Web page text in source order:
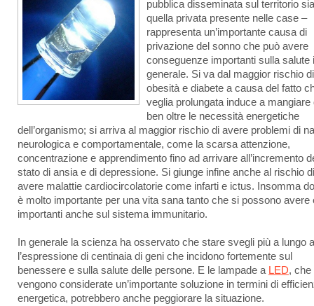
pubblica disseminata sul territorio sia
quella privata presente nelle case –
rappresenta un’importante causa di
privazione del sonno che può avere
conseguenze importanti sulla salute
generale. Si va dal maggior rischio di
obesità e diabete a causa del fatto
veglia prolungata induce a mangiare
ben oltre le necessità energetiche
dell’organismo; si arriva al maggior rischio di avere problemi di
neurologica e comportamentale, come la scarsa attenzione,
concentrazione e apprendimento fino ad arrivare all’incremento
stato di ansia e di depressione. Si giunge infine anche al rischio di
avere malattie cardiocircolatorie come infarti e ictus. Insomma
è molto importante per una vita sana tanto che si possono avere
importanti anche sul sistema immunitario.
In generale la scienza ha osservato che stare svegli più a lungo
l’espressione di centinaia di geni che incidono fortemente sul
benessere e sulla salute delle persone. E le lampade a LED, che
vengono considerate un’importante soluzione in termini di
energetica, potrebbero anche peggiorare la situazione.